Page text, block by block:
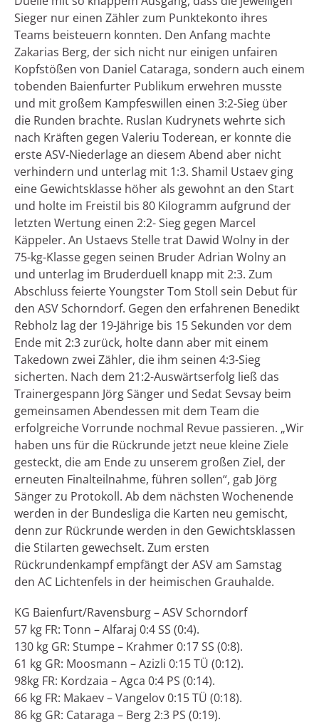
Sieger nur einen Zähler zum Punktekonto ihres
Teams beisteuern konnten. Den Anfang machte
Zakarias Berg, der sich nicht nur einigen unfairen
Kopfstößen von Daniel Cataraga, sondern auch einem
tobenden Baienfurter Publikum erwehren musste
und mit großem Kampfeswillen einen 3:2-Sieg über
die Runden brachte. Ruslan Kudrynets wehrte sich
nach Kräften gegen Valeriu Toderean, er konnte die
erste ASV-Niederlage an diesem Abend aber nicht
verhindern und unterlag mit 1:3. Shamil Ustaev ging
eine Gewichtsklasse höher als gewohnt an den Start
und holte im Freistil bis 80 Kilogramm aufgrund der
letzten Wertung einen 2:2- Sieg gegen Marcel
Käppeler. An Ustaevs Stelle trat Dawid Wolny in der
75-kg-Klasse gegen seinen Bruder Adrian Wolny an
und unterlag im Bruderduell knapp mit 2:3. Zum
Abschluss feierte Youngster Tom Stoll sein Debut für
den ASV Schorndorf. Gegen den erfahrenen Benedikt
Rebholz lag der 19-Jährige bis 15 Sekunden vor dem
Ende mit 2:3 zurück, holte dann aber mit einem
Takedown zwei Zähler, die ihm seinen 4:3-Sieg
sicherten. Nach dem 21:2-Auswärtserfolg ließ das
Trainergespann Jörg Sänger und Sedat Sevsay beim
gemeinsamen Abendessen mit dem Team die
erfolgreiche Vorrunde nochmal Revue passieren. „Wir
haben uns für die Rückrunde jetzt neue kleine Ziele
gesteckt, die am Ende zu unserem großen Ziel, der
erneuten Finalteilnahme, führen sollen“, gab Jörg
Sänger zu Protokoll. Ab dem nächsten Wochenende
werden in der Bundesliga die Karten neu gemischt,
denn zur Rückrunde werden in den Gewichtsklassen
die Stilarten gewechselt. Zum ersten
Rückrundenkampf empfängt der ASV am Samstag
den AC Lichtenfels in der heimischen Grauhalde.
KG Baienfurt/Ravensburg – ASV Schorndorf
57 kg FR: Tonn – Alfaraj 0:4 SS (0:4).
130 kg GR: Stumpe – Krahmer 0:17 SS (0:8).
61 kg GR: Moosmann – Azizli 0:15 TÜ (0:12).
98kg FR: Kordzaia – Agca 0:4 PS (0:14).
66 kg FR: Makaev – Vangelov 0:15 TÜ (0:18).
86 kg GR: Cataraga – Berg 2:3 PS (0:19).